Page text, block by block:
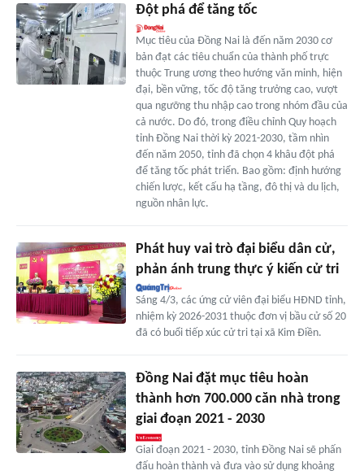
Đột phá để tăng tốc
Mục tiêu của Đồng Nai là đến năm 2030 cơ
bản đạt các tiêu chuẩn của thành phố trực
thuộc Trung ương theo hướng văn minh, hiện
đại, bền vững, tốc độ tăng trưởng cao, vượt
qua ngưỡng thu nhập cao trong nhóm đầu của
cả nước. Do đó, trong điều chỉnh Quy hoạch
tỉnh Đồng Nai thời kỳ 2021-2030, tầm nhìn
đến năm 2050, tỉnh đã chọn 4 khâu đột phá
để tăng tốc phát triển. Bao gồm: định hướng
chiến lược, kết cấu hạ tầng, đô thị và du lịch,
nguồn nhân lực.
Phát huy vai trò đại biểu dân cử,
phản ánh trung thực ý kiến cử tri
Sáng 4/3, các ứng cử viên đại biểu HĐND tỉnh,
nhiệm kỳ 2026-2031 thuộc đơn vị bầu cử số 20
đã có buổi tiếp xúc cử tri tại xã Kim Điền.
Đồng Nai đặt mục tiêu hoàn
thành hơn 700.000 căn nhà trong
giai đoạn 2021 - 2030
Giai đoạn 2021 - 2030, tỉnh Đồng Nai sẽ phấn
đấu hoàn thành và đưa vào sử dụng khoảng